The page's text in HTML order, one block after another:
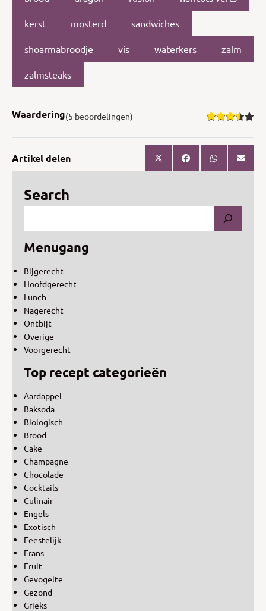
kerst mosterd sandwiches
shoarmabroodje vis waterkers zalm
zalmsteaks
Waardering(5 beoordelingen)
Artikel delen
Search
Menugang
Bijgerecht
Hoofdgerecht
Lunch
Nagerecht
Ontbijt
Overige
Voorgerecht
Top recept categorieën
Aardappel
Baksoda
Biologisch
Brood
Cake
Champagne
Chocolade
Cocktails
Culinair
Engels
Exotisch
Feestelijk
Frans
Fruit
Gevogelte
Gezond
Grieks